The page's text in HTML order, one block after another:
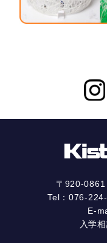
〒920-0861
Tel：076-
E-
入学